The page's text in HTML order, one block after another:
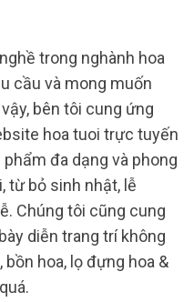
trong nghành hoa
cầu và mong muốn
bên tôi cung ứng
hoa tuoi trực tuyến
đa dạng và phong
từ bỏ sinh nhật, lễ
Chúng tôi cũng cung
diễn trang trí không
hoa, lọ đựng hoa &